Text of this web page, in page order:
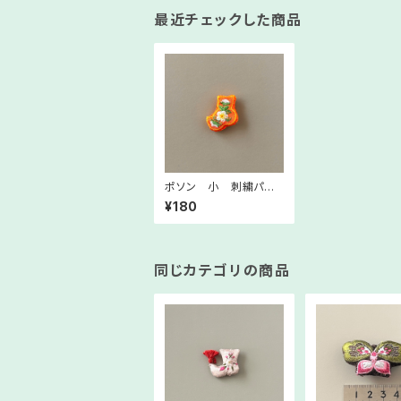
最近チェックした商品
ポソン 小 刺繍パー
ツ 濃いオレンジ 韓
国ミニノリゲやストラッ
プ制作にご利用くださ
¥180
同じカテゴリの商品